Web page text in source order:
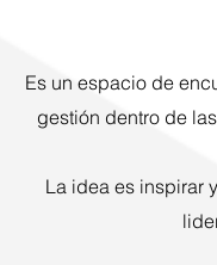
Es un espacio de
gestión dentro de
La idea es inspirar